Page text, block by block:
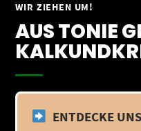
WIR ZIEHEN UM!
AUS TONIE
ENTDECKE
Springe
Inhalt
Vom 09.04.25 - 20.04.25
Zeitraum findet